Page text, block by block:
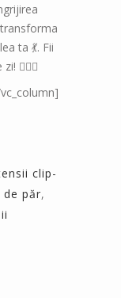
ta 💃. Fii
💇‍♀️✨
clip-
păr,